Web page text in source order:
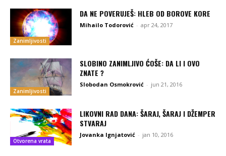
Zanimljivosti
DA NE POVERUJEŠ: HLEB OD BOROVE KORE
Mihailo Todorović - apr 24, 2017
Zanimljivosti
SLOBINO ZANIMLJIVO ĆOŠE: DA LI I OVO
ZNATE ?
Slobodan Osmokrović - jun 21, 2016
Otvorena vrata
LIKOVNI RAD DANA: ŠARAJ, ŠARAJ I DŽEMPER
STVARAJ
Jovanka Ignjatović - jan 10, 2016